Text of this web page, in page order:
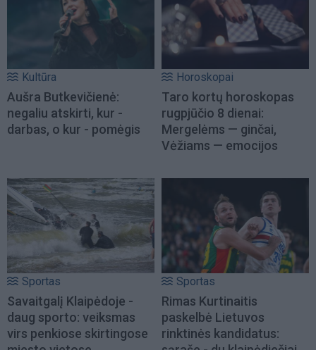
Kultūra
Aušra Butkevičienė:
negaliu atskirti, kur -
darbas, o kur - pomėgis
Horoskopai
Taro kortų horoskopas
rugpjūčio 8 dienai:
Mergelėms — ginčai,
Vėžiams — emocijos
Sportas
Savaitgalį Klaipėdoje -
daug sporto: veiksmas
virs penkiose skirtingose
Sportas
Rimas Kurtinaitis
paskelbė Lietuvos
rinktinės kandidatus: